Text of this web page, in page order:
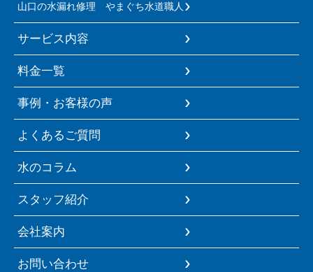
山口の水漏れ修理 やまぐち水道職人
サービス内容
料金一覧
事例・お客様の声
よくあるご質問
水のコラム
スタッフ紹介
会社案内
お問い合わせ